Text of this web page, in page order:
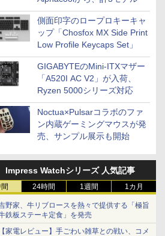
側面印字のロープロキーキャ
ップ「Chosfox MX Side Print
Low Profile Keycaps Set」
GIGABYTEのMini-ITXマザー
「A520I AC V2」が入荷、
Ryzen 5000シリーズ対応
Noctua×Pulsarコラボのファ
ン内蔵ゲーミングマウスが発
売、サンプル展示も開始
Impress Watchシリーズ 人気記事
24時間 1週間 1カ月
野家、牛リブロースを熱々で提供する「極旨
鉄板ステーキ定食」を発売
家電レビュー】手ごわい雑草との戦い、コメ